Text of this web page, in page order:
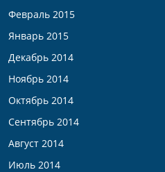
Февраль 2015
Январь 2015
Декабрь 2014
Ноябрь 2014
Октябрь 2014
Сентябрь 2014
Август 2014
Июль 2014